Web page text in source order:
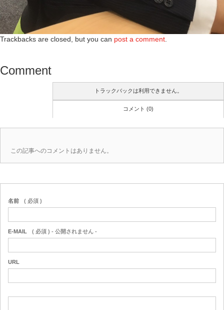
Trackbacks are closed, but you can post a comment.
Comment
トラックバックは利用できません。
コメント (0)
この記事へのコメントはありません。
名前 ( 必須 )
E-MAIL ( 必須 ) - 公開されません -
URL